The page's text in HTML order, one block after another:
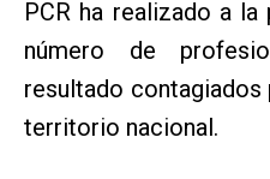
PCR ha realizado a
número de
resultado
territorio nacional.